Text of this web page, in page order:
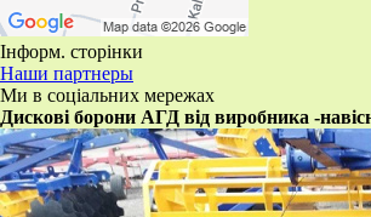
Інформ. сторінки
Наши партнеры
Ми в соціальних мережах
​Дискові борони АГД від виробника -